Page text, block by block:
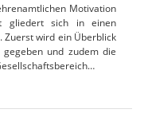
Motivation
gliedert sich in einen
Zuerst wird ein Überblick
und zudem die